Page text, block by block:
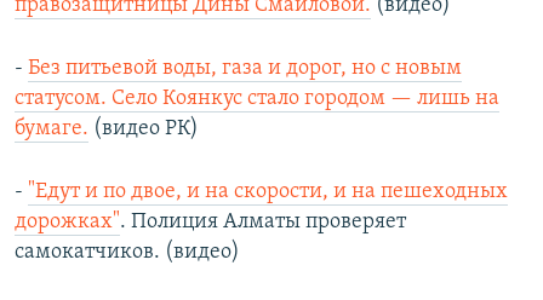
правозащитницы Дины Смаиловой. (видео)
- Без питьевой воды, газа и дорог, но с новым
статусом. Село Коянкус стало городом — лишь на
бумаге. (видео РК)
- "Едут и по двое, и на скорости, и на пешеходных
дорожках". Полиция Алматы проверяет
самокатчиков. (видео)